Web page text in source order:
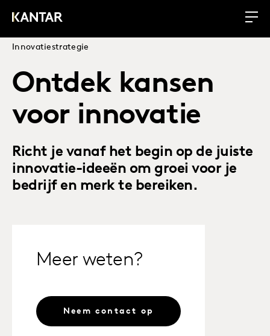
Innovatiestrategie
Ontdek kansen
voor innovatie
Richt je vanaf het begin op de juiste
innovatie-ideeën om groei voor je
bedrijf en merk te bereiken.
Meer weten?
Neem contact op